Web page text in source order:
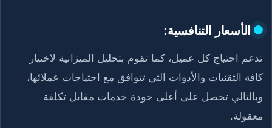
الأسعار التنافسية:
تدعم احتياج كل عميل، كما تقوم بتحليل الميزانية لاختيار
كافة التقنيات والأدوات التي تتوافق مع احتياجات عملائها،
وبالتالي تحصل على أعلى جودة خدمات مقابل تكلفة
معقولة.